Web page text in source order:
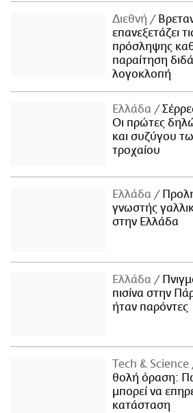
Διεθνή
επανεξετάζει
πρόσληψης
παραίτηση
λογοκλοπή
Ελλάδα
Οι πρώτες
και συζύγου
τροχαίου
Ελλάδα
γνωστής
στην Ελλάδα
Ελλάδα
πισίνα στην
ήταν παρόντες
Τech & Science
θολή όραση:
μπορεί να
κατάσταση